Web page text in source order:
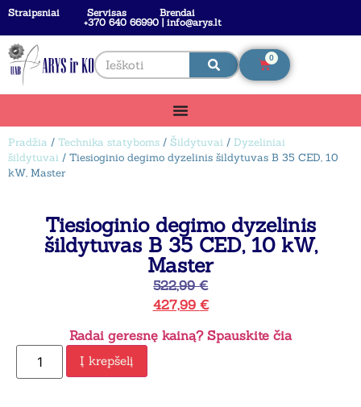
Straipsniai Servisas
Brendai
+370 640 66990 | info@arys.lt
0
Pradžia / Technika statyboms / Šildytuvai / Dyzeliniai
šildytuvai / Tiesioginio degimo dyzelinis šildytuvas B 35 CED, 10
kW, Master
Tiesioginio degimo dyzelinis
šildytuvas B 35 CED, 10 kW,
Master
522,99€
427,99 €
Radai geresnę kainą? Spauskite čia
Į krepšelį